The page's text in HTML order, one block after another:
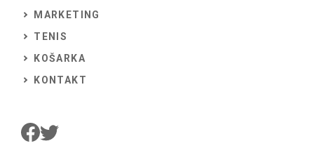
MARKETING
TENIS
KOŠARKA
KONTAKT